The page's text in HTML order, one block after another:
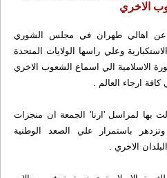
الاخري
عن اهالي طهران في مجلس الشوري
وعلي راسها الولايات المتحدة
الاسلامية الي اسماع الشعوب الاخري
ارجاء العالم .
بها لمراسل 'ارنا' الجمعة ان منجزات
وتزدهر باستمرار علي الصعد الوطنية
الاخري .